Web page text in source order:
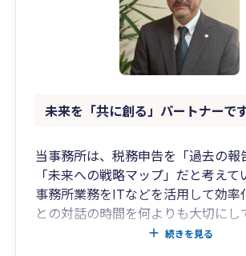
未来を「共に創る」パートナーです
当事務所は、税務申告を「過去の報
「未来への戦略マップ」だと考えて
事務所業務をITなどを活用して効率
との対話の時間を何よりも大切にし
決算書から会社の健康状態を読み解
続きを見る